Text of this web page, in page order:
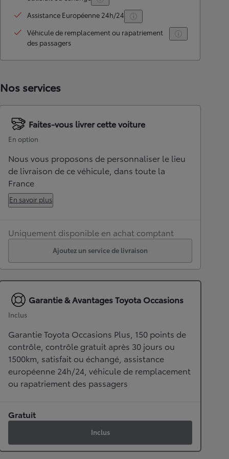
Assistance Européenne 24h/24
Véhicule de remplacement ou rapatriement
des passagers
Nos services
Faites-vous livrer cette voiture
En option
Nous vous proposons de personnaliser le lieu
de livraison de ce véhicule, dans toute la
France
En savoir plus
Uniquement disponible en achat comptant
Ajoutez un service de livraison
Garantie & Avantages Toyota Occasions
Inclus
Garantie Toyota Occasions Plus, 150 points de
contrôle, contrôle gratuit après 30 jours ou
1500km, satisfait ou échangé, assistance
européenne 24h/24, véhicule de remplacement
ou rapatriement des passagers
Gratuit
Inclus